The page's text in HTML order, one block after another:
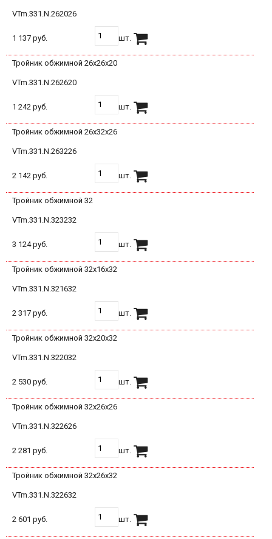
VTm.331.N.262026
1 137 руб. шт.
Тройник обжимной 26х26х20
VTm.331.N.262620
1 242 руб. шт.
Тройник обжимной 26х32х26
VTm.331.N.263226
2 142 руб. шт.
Тройник обжимной 32
VTm.331.N.323232
3 124 руб. шт.
Тройник обжимной 32х16х32
VTm.331.N.321632
2 317 руб. шт.
Тройник обжимной 32х20х32
VTm.331.N.322032
2 530 руб. шт.
Тройник обжимной 32х26х26
VTm.331.N.322626
2 281 руб. шт.
Тройник обжимной 32х26х32
VTm.331.N.322632
2 601 руб. шт.